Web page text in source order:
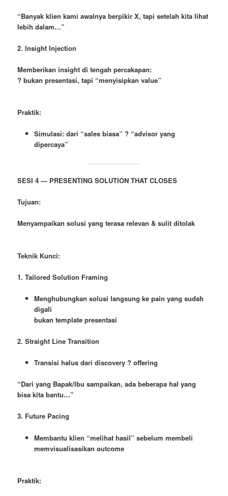
“Banyak klien kami awalnya berpikir X, tapi setelah kita lihat
lebih dalam…”
2. Insight Injection
Memberikan insight di tengah percakapan:
? bukan presentasi, tapi “menyisipkan value”
Praktik:
Simulasi: dari “sales biasa” ? “advisor yang
dipercaya”
SESI 4 — PRESENTING SOLUTION THAT CLOSES
Tujuan:
Menyampaikan solusi yang terasa relevan & sulit ditolak
Teknik Kunci:
1. Tailored Solution Framing
Menghubungkan solusi langsung ke pain yang sudah
digali
bukan template presentasi
2. Straight Line Transition
Transisi halus dari discovery ? offering
“Dari yang Bapak/Ibu sampaikan, ada beberapa hal yang
bisa kita bantu…”
3. Future Pacing
Membantu klien “melihat hasil” sebelum membeli
memvisualisasikan outcome
Praktik: